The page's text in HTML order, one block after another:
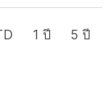
1 ปี
5 ปี